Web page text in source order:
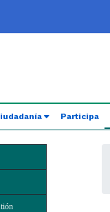
Participa